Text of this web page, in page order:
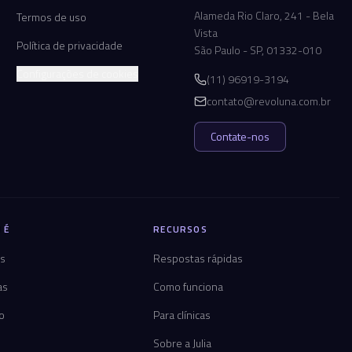
Termos de uso
Política de privacidade
Alameda Rio Claro, 241 - Bela
Vista
São Paulo - SP, 01332-010
(11) 96919-3194
contato@revoluna.com.br
Contate-nos
RECURSOS
Respostas rápidas
Como funciona
Para clínicas
Sobre a Julia